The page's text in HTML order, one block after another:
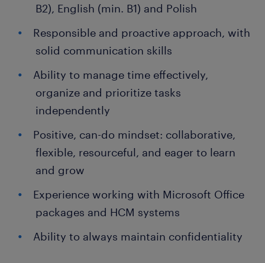
B2), English (min. B1) and Polish
Responsible and proactive approach, with
solid communication skills
Ability to manage time effectively,
organize and prioritize tasks
independently
Positive, can-do mindset: collaborative,
flexible, resourceful, and eager to learn
and grow
Experience working with Microsoft Office
packages and HCM systems
Ability to always maintain confidentiality